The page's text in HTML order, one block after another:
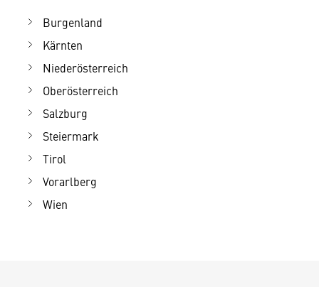
Burgenland
Kärnten
Niederösterreich
Oberösterreich
Salzburg
Steiermark
Tirol
Vorarlberg
Wien